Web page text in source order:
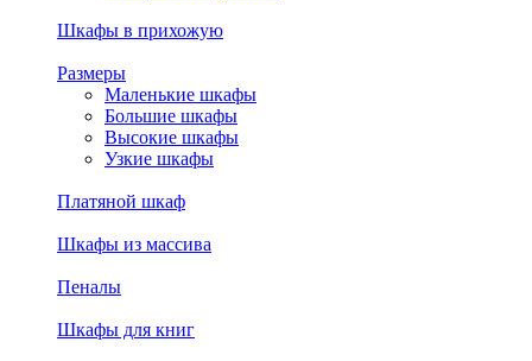
Шкафы в прихожую
Размеры
Маленькие шкафы
Большие шкафы
Высокие шкафы
Узкие шкафы
Платяной шкаф
Шкафы из массива
Пеналы
Шкафы для книг